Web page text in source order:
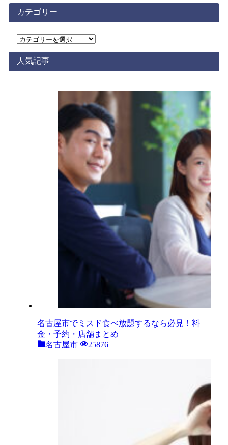
カテゴリー
カ
ゴ
リ
人気記事
名古屋市でミスド食べ放題するなら必見！料
金・予約・店舗まとめ
名古屋市
25876